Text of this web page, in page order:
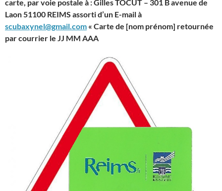
carte, par voie postale à : Gilles TOCUT – 301 B avenue de
Laon 51100 REIMS assorti d’un E-mail à
scubaxynel@gmail.com « Carte de [nom prénom] retournée
par courrier le JJ MM AAA